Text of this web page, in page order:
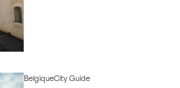
BelgiqueCity Guide